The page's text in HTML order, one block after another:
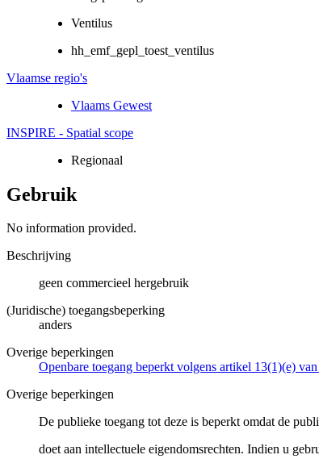
Ventilus
hh_emf_gepl_toest_ventilus
Vlaamse regio's
Vlaams Gewest
INSPIRE - Spatial scope
Regionaal
Gebruik
No information provided.
Beschrijving
geen commercieel hergebruik
(Juridische) toegangsbeperking
anders
Overige beperkingen
Openbare toegang beperkt volgens artikel 13(1)(e)
Overige beperkingen
De publieke toegang tot deze is beperkt omdat de
doet aan intellectuele eigendomsrechten. Indien u